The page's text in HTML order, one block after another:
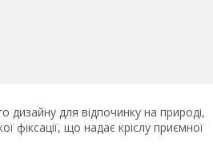
дизайну для відпочинку на природі,
фіксації, що надає кріслу приємної